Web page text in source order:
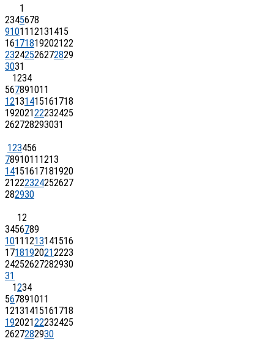
1
2345678
91011 12131415
16171819202122
23242526272829
3031
1234
567891011
12131415161718
19202122232425
262728293031
123456
7891011 1213
14151617181920
21222324252627
282930
12
3456789
1011 1213141516
17181920212223
24252627282930
31
1234
567891011
12131415161718
19202122232425
2627282930